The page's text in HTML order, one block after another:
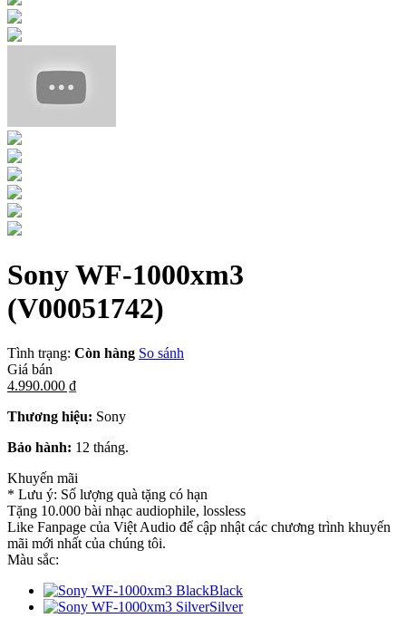
Sony WF-1000xm3
(V00051742)
Tình trạng: Còn hàng So sánh
Giá bán
4.990.000 ₫
Thương hiệu: Sony
Bảo hành: 12 tháng.
Khuyến mãi
* Lưu ý: Số lượng quà tặng có hạn
Tặng 10.000 bài nhạc audiophile, lossless
Like Fanpage của Việt Audio để cập nhật các chương trình khuyến
mãi mới nhất của chúng tôi.
Màu sắc:
Black
Silver